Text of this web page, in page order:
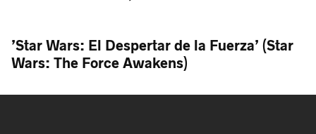
’Star Wars: El Despertar de la Fuerza’ (Star
Wars: The Force Awakens)